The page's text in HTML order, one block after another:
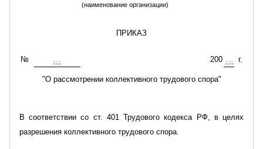
(наименование организации)
ПРИКАЗ
№ … 200 … г.
"О рассмотрении коллективного трудового спора"
В соответствии со ст. 401 Трудового кодекса РФ, в целях
разрешения коллективного трудового спора.